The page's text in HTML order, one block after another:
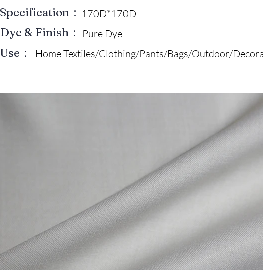
Specification： 170D*170D
Dye & Finish： Pure Dye
Use： Home Textiles/Clothing/Pants/Bags/Outdoor/